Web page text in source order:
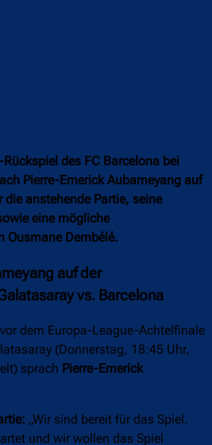
des FC Barcelona bei
Pierre-Emerick Aubameyang auf
die anstehende Partie, seine
eine mögliche
Ousmane Dembélé.
auf der
vs. Barcelona
dem Europa-League-Achtelfinale
(Donnerstag, 18:45 Uhr,
sprach Pierre-Emerick
„Wir sind bereit für das Spiel.
und wir wollen das Spiel